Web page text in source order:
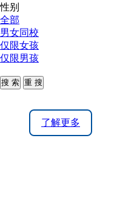
性别
全部
男女同校
仅限女孩
仅限男孩
了解更多